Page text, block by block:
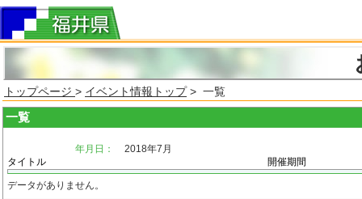
トップページ > イベント情報トップ> 一覧
一覧
年月日：
2018年7月
タイトル
開催期間
データがありません。